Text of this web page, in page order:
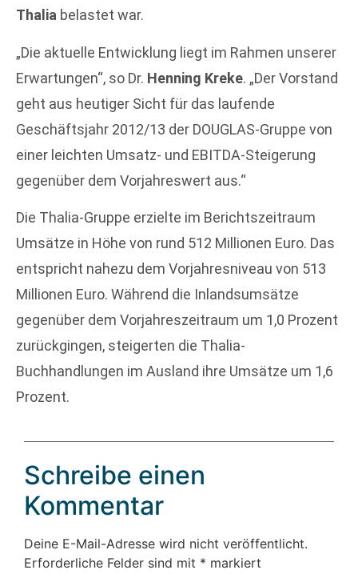
Thalia belastet war.
„Die aktuelle Entwicklung liegt im Rahmen unserer
Erwartungen“, so Dr. Henning Kreke. „Der Vorstand
geht aus heutiger Sicht für das laufende
Geschäftsjahr 2012/13 der DOUGLAS-Gruppe von
einer leichten Umsatz- und EBITDA-Steigerung
gegenüber dem Vorjahreswert aus.“
Die Thalia-Gruppe erzielte im Berichtszeitraum
Umsätze in Höhe von rund 512 Millionen Euro. Das
entspricht nahezu dem Vorjahresniveau von 513
Millionen Euro. Während die Inlandsumsätze
gegenüber dem Vorjahreszeitraum um 1,0 Prozent
zurückgingen, steigerten die Thalia-
Buchhandlungen im Ausland ihre Umsätze um 1,6
Prozent.
Schreibe einen
Kommentar
Deine E-Mail-Adresse wird nicht veröffentlicht.
Erforderliche Felder sind mit * markiert